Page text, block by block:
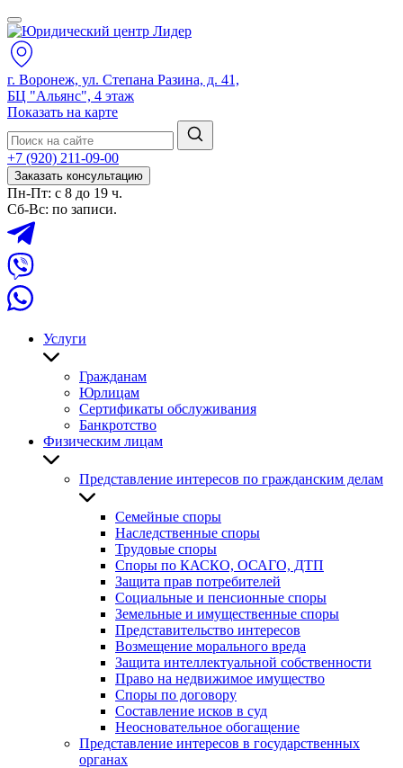
г. Воронеж, ул. Степана Разина, д. 41,
БЦ "Альянс", 4 этаж
Показать на карте
+7 (920) 211-09-00
Заказать консультацию
Пн-Пт: с 8 до 19 ч.
Сб-Вс: по записи.
Услуги
Гражданам
Юрлицам
Сертификаты обслуживания
Банкротство
Физическим лицам
Представление интересов по гражданским делам
Семейные споры
Наследственные споры
Трудовые споры
Споры по КАСКО, ОСАГО, ДТП
Защита прав потребителей
Социальные и пенсионные споры
Земельные и имущественные споры
Представительство интересов
Возмещение морального вреда
Защита интеллектуальной собственности
Право на недвижимое имущество
Споры по договору
Составление исков в суд
Неосновательное обогащение
Представление интересов в государственных
органах